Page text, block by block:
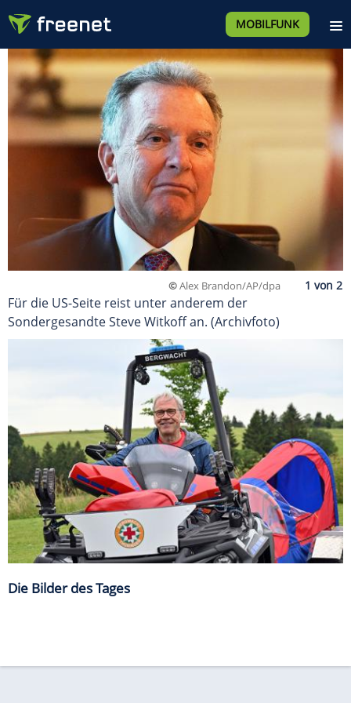
MOBILFUNK
©Alex Brandon/AP/dpa
Für die US-Seite reist unter anderem der
Sondergesandte Steve Witkoff an. (Archivfoto)
Die Bilder des Tages